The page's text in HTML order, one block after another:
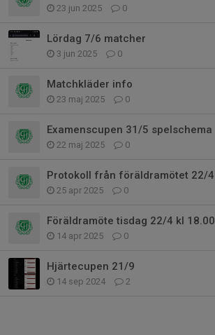
23 jun 2025 0
Lördag 7/6 matcher
3 jun 2025 0
Matchkläder info
23 maj 2025 0
Examenscupen 31/5 spelschema
22 maj 2025 0
Protokoll från föräldramötet 22/4
25 apr 2025 0
Föräldramöte tisdag 22/4 kl 18.00
14 apr 2025 0
Hjärtecupen 21/9
14 sep 2024 2